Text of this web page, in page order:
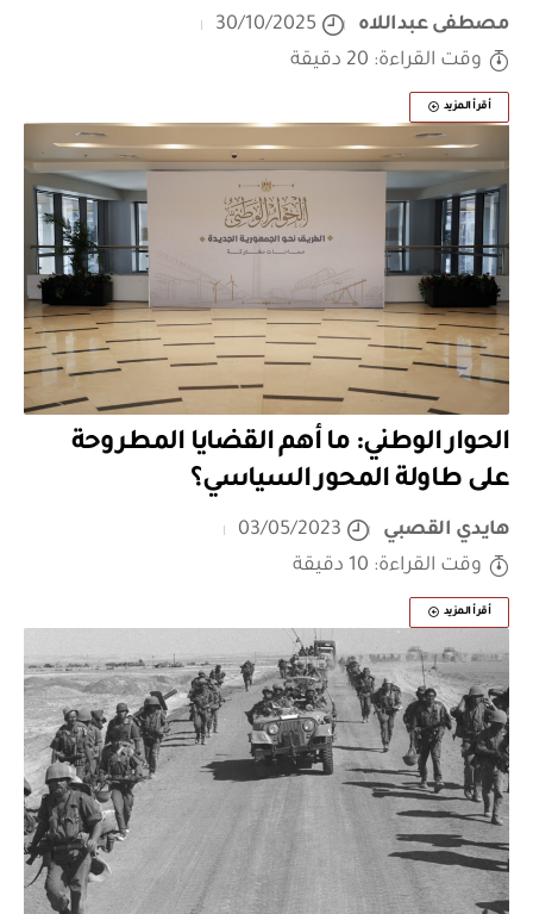
مصطفى عبداللاه
30/10/2025
وقت القراءة: 20 دقيقة
أقرأ المزيد
الحوار الوطني: ما أهم القضايا المطروحة
على طاولة المحور السياسي؟
هايدي القصبي
03/05/2023
وقت القراءة: 10 دقيقة
أقرأ المزيد